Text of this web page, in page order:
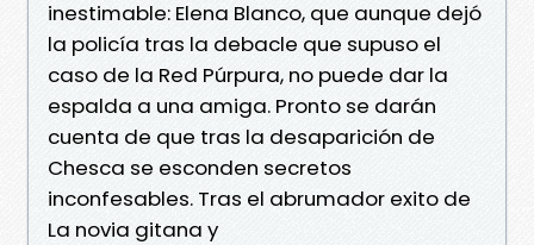
inestimable: Elena Blanco, que aunque dejó
la policía tras la debacle que supuso el
caso de la Red Púrpura, no puede dar la
espalda a una amiga. Pronto se darán
cuenta de que tras la desaparición de
Chesca se esconden secretos
inconfesables. Tras el abrumador exito de
La novia gitana y